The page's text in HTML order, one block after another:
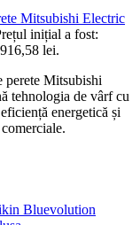
Mitsubishi Electric
inițial a fost:
lei.
perete Mitsubishi
tehnologia de vârf cu
energetică și